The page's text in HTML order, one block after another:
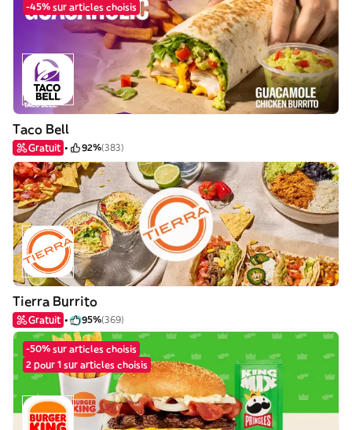
-45% sur articles choisis
Taco Bell
Gratuit 92%(383)
Tierra Burrito
Gratuit 95%(369)
-50% sur articles choisis
2 pour 1 sur articles choisis